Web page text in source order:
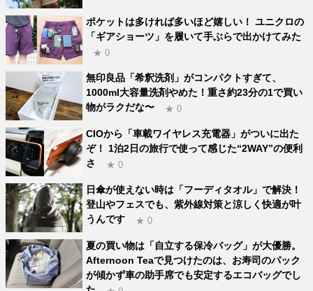
ポケットは多ければ多いほど嬉しい！ ユニクロの
「ギアショーツ」を履いて手ぶらで出かけてみた
★ 0
無印良品「希釈洗剤」がコンパクトすぎて、
1000ml大容量洗剤やめた！重さ約23分の1で買い
物がラクだな〜
★ 0
CIOから「車載ワイヤレス充電器」がついに出た
ぞ！ 1泊2日の旅行で使って感じた“2WAY”の便利
さ
★ 0
日傘が使えない時は「フーディタオル」で解決！
登山やフェスでも、紫外線対策と涼しく快適が叶
うんです
★ 0
夏の買い物は「自立する保冷バッグ」が大優勝。
Afternoon Teaで見つけたのは、お寿司のパック
が傾かず車の助手席でも安定するエコバッグでし